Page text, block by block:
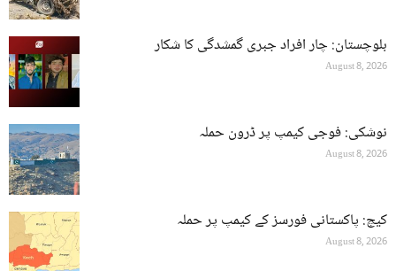
بلوچستان: چار افراد جبری گمشدگی کا شکار
August 8, 2026
نوشکی: فوجی کیمپ پر ڈرون حملہ
August 8, 2026
کیچ: پاکستانی فورسز کے کیمپ پر حملہ
August 8, 2026